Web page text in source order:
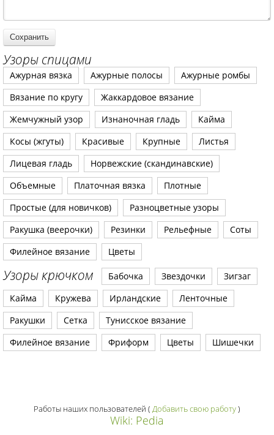
Узоры спицами
Ажурная вязка Ажурные полосы
Ажурные ромбы
Вязание по кругу
Жаккардовое вязание
Жемчужный узор
Изнаночная гладь
Кайма
Косы (жгуты)
Красивые Крупные
Листья
Лицевая гладь
Норвежские (скандинавские)
Объемные
Платочная вязка
Плотные
Простые (для новичков)
Разноцветные узоры
Ракушка (веерочки)
Резинки Рельефные
Соты
Филейное вязание
Цветы
Узоры крючком Бабочка Звездочки
Зигзаг
Кайма
Кружева Ирландские
Ленточные
Ракушки
Сетка
Тунисское вязание
Филейное вязание
Фриформ Цветы Шишечки
Работы наших пользователей ( Добавить свою работу)
Wiki: Pedia